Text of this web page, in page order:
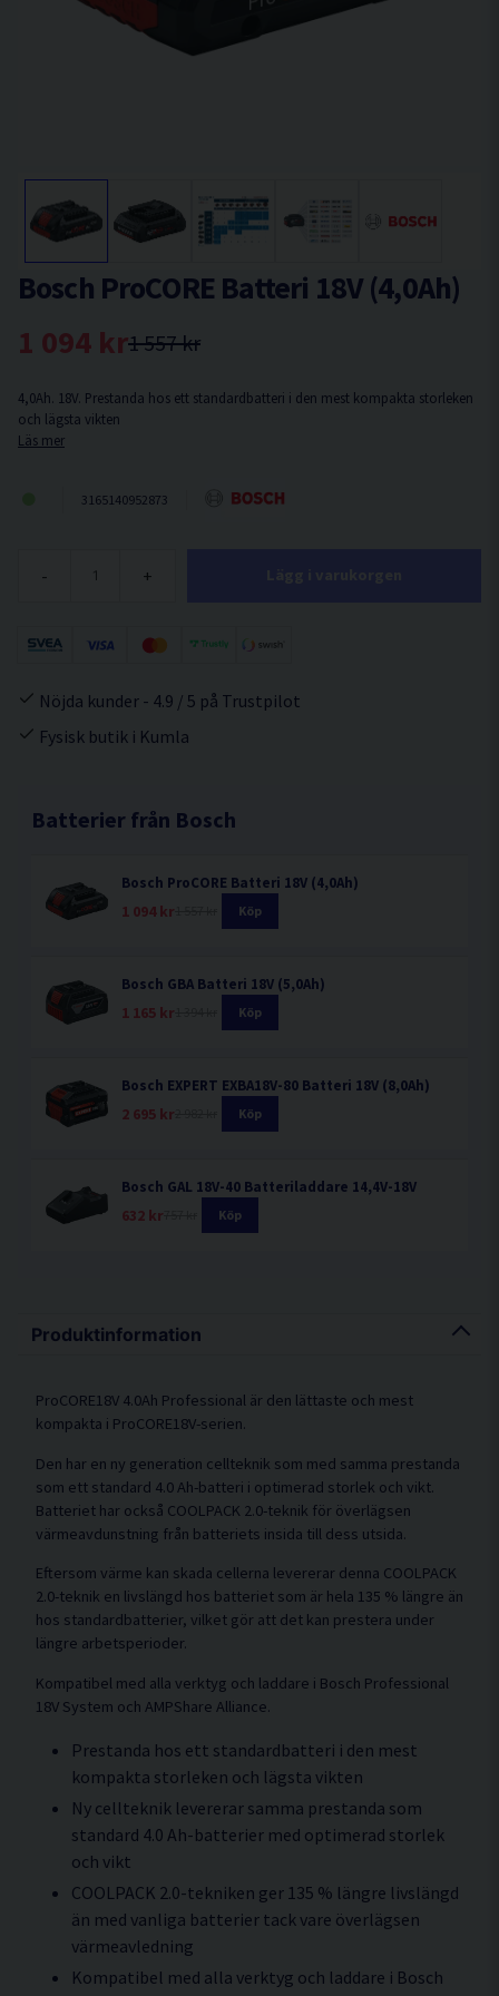
Produktinformation
ProCORE18V 4.0Ah Professional är den lättaste och mest
kompakta i ProCORE18V-serien.
Den har en ny generation cellteknik som med samma prestanda
som ett standard 4.0 Ah-batteri i optimerad storlek och vikt.
Batteriet har också COOLPACK 2.0-teknik för överlägsen
värmeavdunstning från batteriets insida till dess utsida.
Eftersom värme kan skada cellerna levererar denna COOLPACK
2.0-teknik en livslängd hos batteriet som är hela 135 % längre än
hos standardbatterier, vilket gör att det kan prestera under
längre arbetsperioder.
Kompatibel med alla verktyg och laddare i Bosch Professional
18V System och AMPShare Alliance.
Prestanda hos ett standardbatteri i den mest
kompakta storleken och lägsta vikten
Ny cellteknik levererar samma prestanda som
standard 4.0 Ah-batterier med optimerad storlek
och vikt
COOLPACK 2.0-tekniken ger 135 % längre livslängd
än med vanliga batterier tack vare överlägsen
värmeavledning
Kompatibel med alla verktyg och laddare i Bosch
Bosch ProCORE Batteri 18V (4,0Ah)
1 557 kr
1 094 kr
4,0Ah. 18V. Prestanda hos ett standardbatteri i den mest kompakta storleken
och lägsta vikten
Läs mer
3165140952873
- +
Nöjda kunder - 4.9 / 5 på Trustpilot
Fysisk butik i Kumla
Batterier från Bosch
Bosch ProCORE Batteri 18V (4,0Ah)
1 094 kr Köp
Bosch GBA Batteri 18V (5,0Ah)
1 165 kr Köp
Bosch EXPERT EXBA18V-80 Batteri 18V (8,0Ah)
2 695 kr Köp
Bosch GAL 18V-40 Batteriladdare 14,4V-18V
632 kr Köp